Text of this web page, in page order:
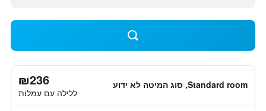
Standard room, סוג המיטה לא ידוע ₪236
ללילה עם עמלות